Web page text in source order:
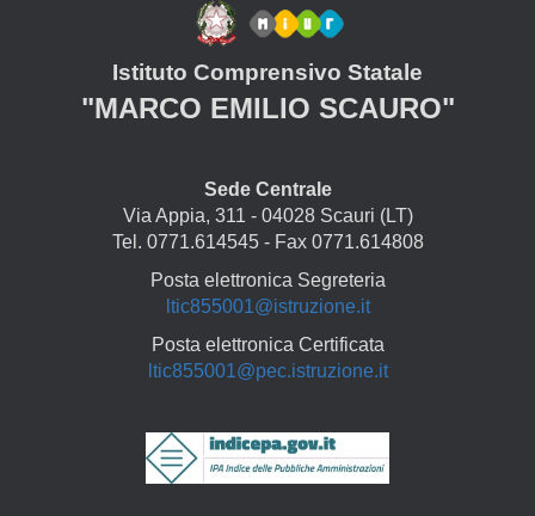
Istituto Comprensivo Statale
"MARCO EMILIO SCAURO"
Sede Centrale
Via Appia, 311 - 04028 Scauri (LT)
Tel. 0771.614545 - Fax 0771.614808
Posta elettronica Segreteria
ltic855001@istruzione.it
Posta elettronica Certificata
ltic855001@pec.istruzione.it